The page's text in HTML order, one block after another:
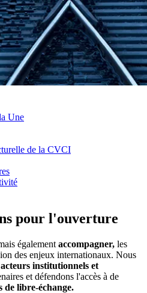
Une
de la CVCI
pour l'ouverture
également accompagner, les
des enjeux internationaux. Nous
institutionnels et
et défendons l'accès à de
de libre-échange.